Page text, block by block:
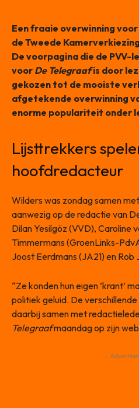
Een fraaie overwinning
de Tweede
De voorpagina die de PVV-
voor De Telegraafis door
gekozen tot de mooiste
afgetekende overwinning
enorme populariteit onder
Lijsttrekkers
hoofdredacteur
Wilders was zondag samen
aanwezig op de redactie van
Dilan Yesilgöz (VVD), Caroline
Timmermans (GroenLinks-
Joost Eerdmans (JA21) en Rob
“Ze konden hun eigen ’krant’
politiek geluid. De
daarbij samen met
Telegraafmaandag op zijn
-